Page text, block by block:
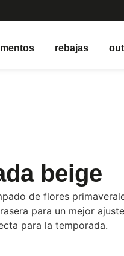
rebajas
beige
de flores
para un mejor
para la temporada.